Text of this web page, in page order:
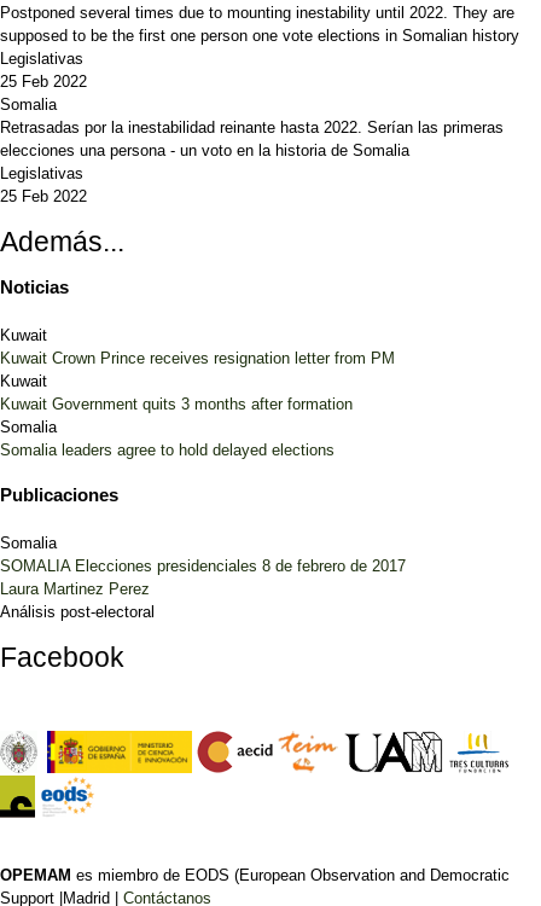
Postponed several times due to mounting inestability until 2022. They are
supposed to be the first one person one vote elections in Somalian history
Legislativas
25 Feb 2022
Somalia
Retrasadas por la inestabilidad reinante hasta 2022. Serían las primeras
elecciones una persona - un voto en la historia de Somalia
Legislativas
25 Feb 2022
Además...
Noticias
Kuwait
Kuwait Crown Prince receives resignation letter from PM
Kuwait
Kuwait Government quits 3 months after formation
Somalia
Somalia leaders agree to hold delayed elections
Publicaciones
Somalia
SOMALIA Elecciones presidenciales 8 de febrero de 2017
Laura Martinez Perez
Análisis post-electoral
Facebook
OPEMAM es miembro de EODS (European Observation and Democratic
Support |Madrid | Contáctanos